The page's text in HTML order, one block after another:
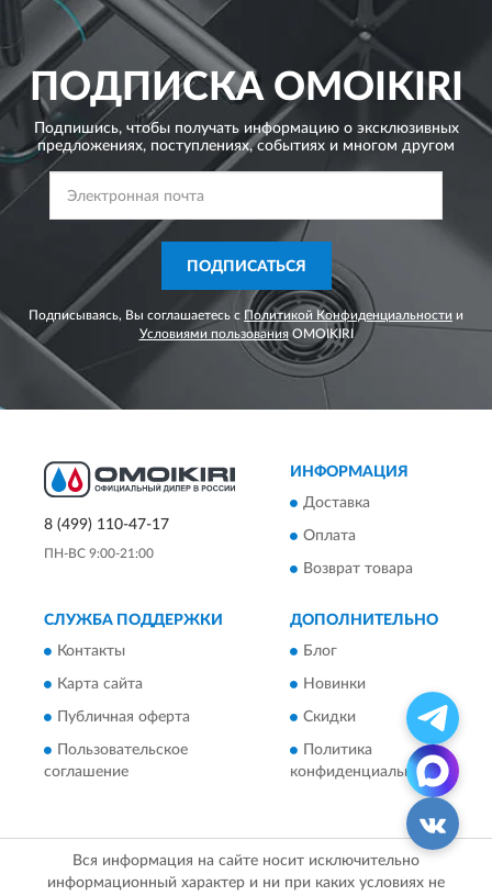
ПОДПИСКАOMOIKIRI
Подпишись, чтобы получать информацию о эксклюзивных
предложениях, поступлениях, событиях и многом другом
ПОДПИСАТЬСЯ
Подписываясь, Вы соглашаетесь с Политикой Конфиденциальности и
Условиями пользованияOMOIKIRI
8 (499) 110-47-17
ПН-ВС 9:00-21:00
ИНФОРМАЦИЯ
Доставка
Оплата
Возврат товара
СЛУЖБА ПОДДЕРЖКИ
Контакты
Карта сайта
Публичная оферта
Пользовательское
соглашение
ДОПОЛНИТЕЛЬНО
Блог
Новинки
Скидки
Политика
конфиденциальности
Вся информация на сайте носит исключительно
информационный характер и ни при каких условиях не